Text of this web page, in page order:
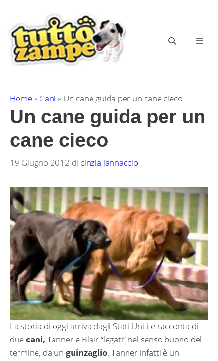
contenuto
Home» Cani » Un cane guida per un cane cieco
Un cane guida per un
cane cieco
19 Giugno 2012 di cinzia iannaccio
La storia di oggi arriva dagli Stati Uniti e racconta di
duecani, Tanner e Blair “legati” nel senso buono del
termine, da un guinzaglio. Tanner infatti è un